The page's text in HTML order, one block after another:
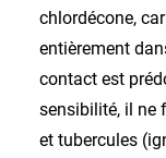
chlordécone,
entièrement
contact est
sensibilité, il ne
et tubercules